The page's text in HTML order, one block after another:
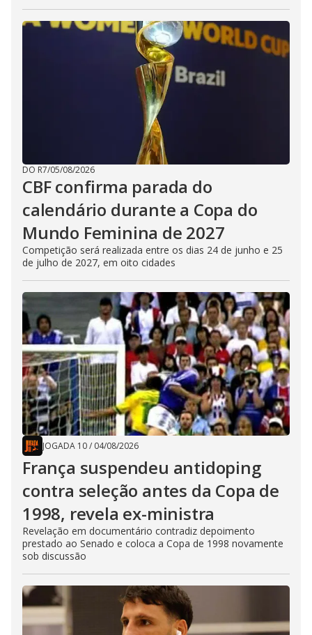
DO R7/05/08/2026
CBF confirma parada do
calendário durante a Copa do
Mundo Feminina de 2027
Competição será realizada entre os dias 24 de junho e 25
de julho de 2027, em oito cidades
JOGADA 10/ 04/08/2026
França suspendeu antidoping
contra seleção antes da Copa de
1998, revela ex-ministra
Revelação em documentário contradiz depoimento
prestado ao Senado e coloca a Copa de 1998 novamente
sob discussão